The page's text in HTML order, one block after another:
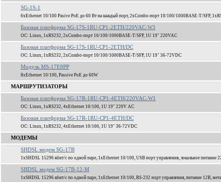
SG-1S-1
6xEthernet 10/100 Pasive PoE до 60 Вт на каждый порт, 2xCombo-порт 10/100/1000BASE-T/SFP,
Базовая платформа SG-17S-1RU-CP1-2ETH/220VAC-W3
ОС: Linux, 1xRS232, 2xCombo-порт 10/100/1000BASE-T/SFP, 1U 19" 220VAC
Базовая платформа SG-17S-1RU-CP1-2ETH/DC
ОС: Linux, 1xRS232, 2xCombo-порт 10/100/1000BASE-T/SFP, 1U 19" 36-72VDC
Модуль MS-17E8PP
8xEthernet 10/100, Passive PoE до 60W
МАРШРУТИЗАТОРЫ
Базовая платформа SG-17R-1RU-CP1-4ETH/220VAC-W1
ОС: Linux, 1xRS232, 4xEthernet 10/100, 1U 19" 220V AC
Базовая платформа SG-17R-1RU-CP1-4ETH/DC
ОС: Linux, 1xRS232, 4xEthernet 10/100, 1U 19" 36-72VDC
МОДЕМЫ
SHDSL модем SG-17B
1xSHDSL 15296 кбит/c по одной паре, 1xEthernet 10/100, USB порт управления, локальное питание
SHDSL модем SG-17B-12-M
1xSHDSL 15296 кбит/c по одной паре, 1xEthernet 10/100, RS-232 порт управления, питание 12В,